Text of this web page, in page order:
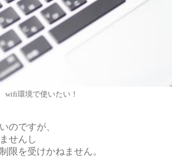
wifi環境で使いたい！
のですが、
せんし
限を受けかねません。